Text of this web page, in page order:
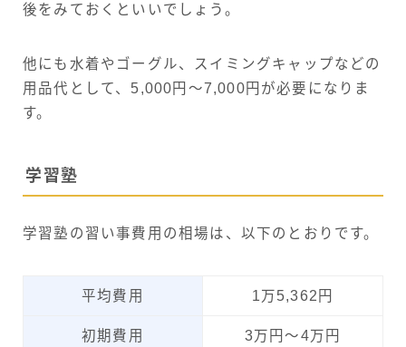
後をみておくといいでしょう。
他にも水着やゴーグル、スイミングキャップなどの
用品代として、5,000円〜7,000円が必要になりま
す。
学習塾
学習塾の習い事費用の相場は、以下のとおりです。
平均費用 1万5,362円
初期費用 3万円〜4万円